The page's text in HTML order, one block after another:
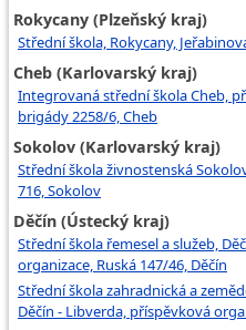
Rokycany (Plzeňský kraj)
Střední škola, Rokycany,
Cheb (Karlovarský kraj)
Integrovaná střední škola Cheb,
brigády 2258/6, Cheb
Sokolov (Karlovarský kraj)
Střední škola živnostenská
716, Sokolov
Děčín (Ústecký kraj)
Střední škola řemesel a služeb,
organizace, Ruská 147/46, Děčín
Střední škola zahradnická a
Děčín - Libverda, příspěvková